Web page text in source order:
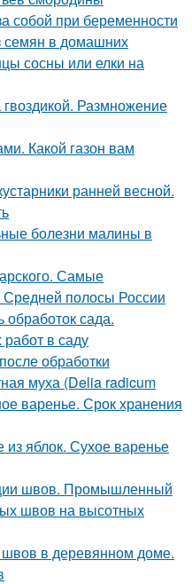
собой при беременности
в домашних
сосны или елки на
гвоздикой. Размножение
Какой газон вам
ранней весной.
болезни малины в
Самые
полосы России
сада.
в саду
обработки
муха (Delia radicum
варенье. Срок хранения
из яблок. Сухое варенье
швов. Промышленный
швов на высотных
швов в деревянном доме.